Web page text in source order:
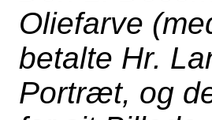
Oliefarve
betalte Hr.
Portræt, og